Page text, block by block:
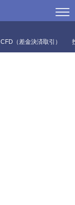
CFD（差金決済取引）